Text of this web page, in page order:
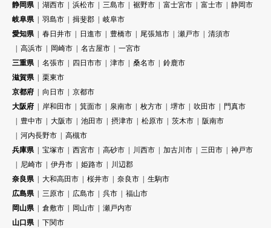
静岡県
湖西市 浜松市 三島市 裾野市 富士宮市 富士市
静岡市
岐阜県
羽島市 揖斐郡
岐阜市
愛知県
春日井市 日進市 豊橋市 尾張旭市 瀬戸市
清須市
高浜市
岡崎市 名古屋市
一宮市
三重県
名張市 四日市市 津市 桑名市
鈴鹿市
滋賀県
栗東市
京都府
向日市
京都市
大阪府
岸和田市 箕面市 泉南市 枚方市 堺市 吹田市
門真市
豊中市
大阪市 池田市 摂津市 松原市 茨木市
阪南市
河内長野市
高槻市
兵庫県
宝塚市 西宮市 高砂市 川西市 加古川市 三田市
神戸市
尼崎市
伊丹市 姫路市
川辺郡
奈良県
大和高田市 桜井市 奈良市
生駒市
広島県
三原市 広島市 呉市
福山市
岡山県
倉敷市 岡山市
瀬戸内市
山口県
下関市